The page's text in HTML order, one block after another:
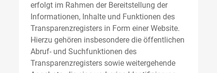
erfolgt im Rahmen der Bereitstellung der
Informationen, Inhalte und Funktionen des
Transparenzregisters in Form einer Website.
Hierzu gehören insbesondere die öffentlichen
Abruf- und Suchfunktionen des
Transparenzregisters sowie weitergehende